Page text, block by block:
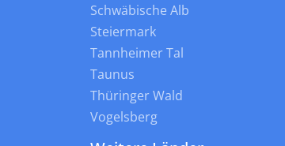
Schwäbische Alb
Steiermark
Tannheimer Tal
Taunus
Thüringer Wald
Vogelsberg